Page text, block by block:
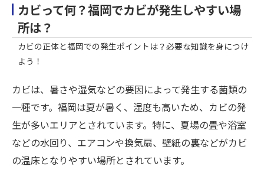
カビって何？福岡でカビが発生しやすい場
所は？
カビの正体と福岡での発生ポイントは？必要な知識を身につけ
よう！
カビは、暑さや湿気などの要因によって発生する菌類の
一種です。福岡は夏が暑く、湿度も高いため、カビの発
生が多いエリアとされています。特に、夏場の畳や浴室
などの水回り、エアコンや換気扇、壁紙の裏などがカビ
の温床となりやすい場所とされています。